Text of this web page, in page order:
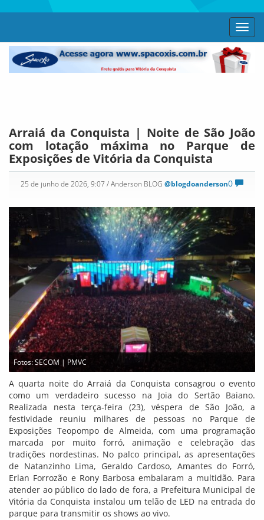
Arraiá da Conquista | Noite de São João
com lotação máxima no Parque de
Exposições de Vitória da Conquista
0
25 de junho de 2026, 9:07 / Anderson BLOG @blogdoanderson
Fotos: SECOM | PMVC
A quarta noite do Arraiá da Conquista consagrou o evento
como um verdadeiro sucesso na Joia do Sertão Baiano.
Realizada nesta terça-feira (23), véspera de São João, a
festividade reuniu milhares de pessoas no Parque de
Exposições Teopompo de Almeida, com uma programação
marcada por muito forró, animação e celebração das
tradições nordestinas. No palco principal, as apresentações
de Natanzinho Lima, Geraldo Cardoso, Amantes do Forró,
Erlan Forrozão e Rony Barbosa embalaram a multidão. Para
atender ao público do lado de fora, a Prefeitura Municipal de
Vitória da Conquista instalou um telão de LED na entrada do
parque para transmitir os shows ao vivo.